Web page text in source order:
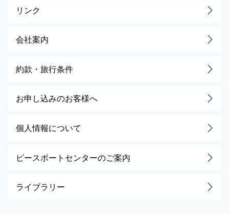
リンク
会社案内
約款・旅行条件
お申し込みのお客様へ
個人情報について
ピースボートセンターのご案内
ライブラリー